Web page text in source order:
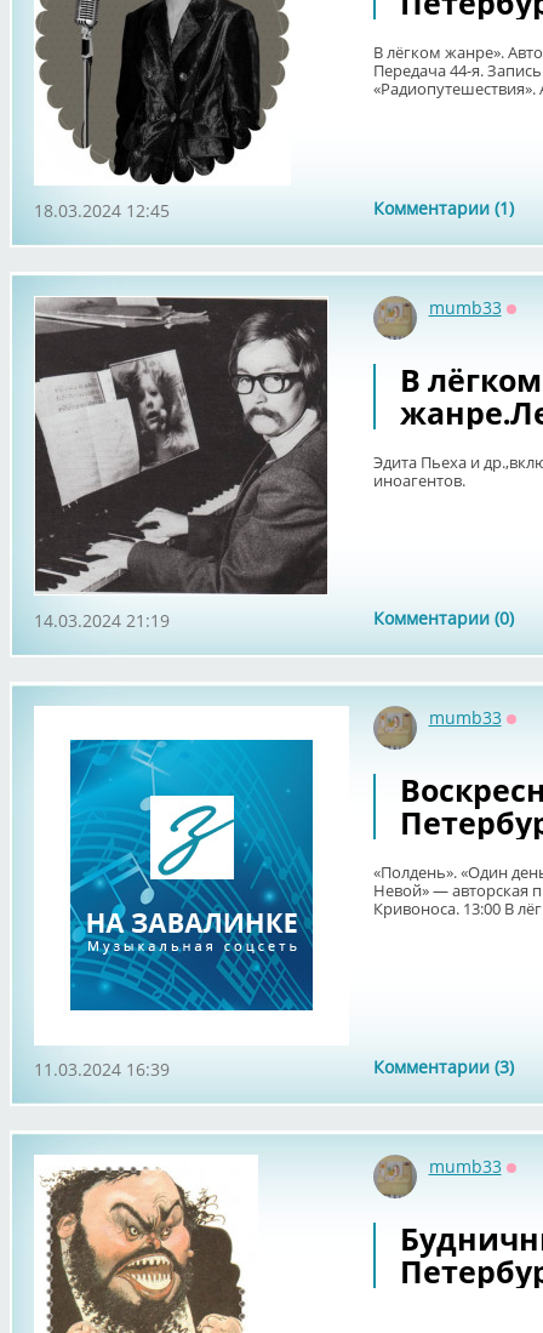
В лёгком жанре».
Передача 44-я.
«Радиопутешествия».
Комментарии (1)
18.03.2024 12:45
mumb33
В лёгком
Эдита Пьеха и
иноагентов.
Комментарии (0)
14.03.2024 21:19
mumb33
«Полдень». «Один
Невой» — авторская
Кривоноса. 13:00 В
Комментарии (3)
11.03.2024 16:39
mumb33